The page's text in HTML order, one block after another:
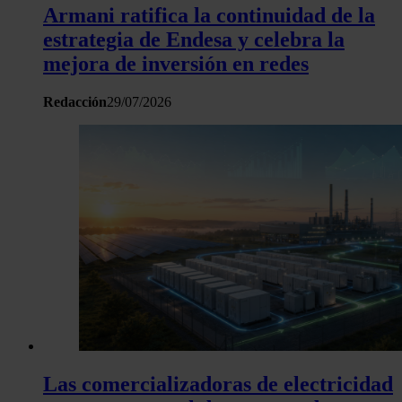
Armani ratifica la continuidad de la
estrategia de Endesa y celebra la
mejora de inversión en redes
Redacción29/07/2026
Las comercializadoras de electricidad